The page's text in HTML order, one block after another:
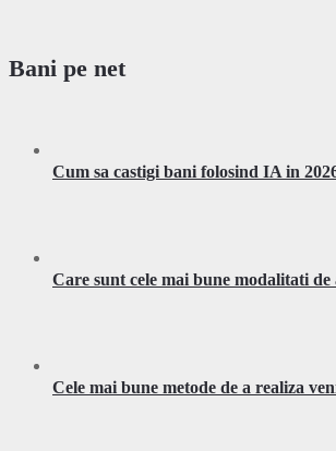
Bani pe net
Cum sa castigi bani folosind IA in
Care sunt cele mai bune modalitati
Cele mai bune metode de a realiza